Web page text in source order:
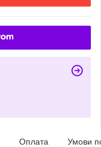
Оплата Умови